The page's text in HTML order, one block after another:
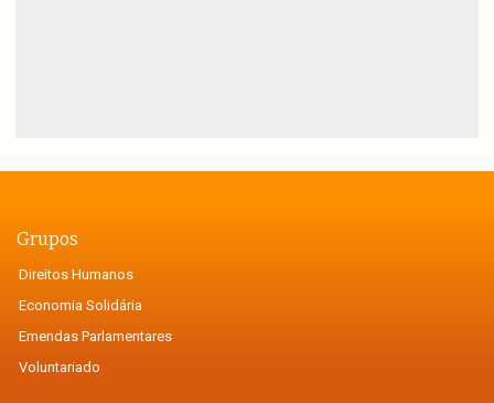
Grupos
Direitos Humanos
Economia Solidária
Emendas Parlamentares
Voluntariado